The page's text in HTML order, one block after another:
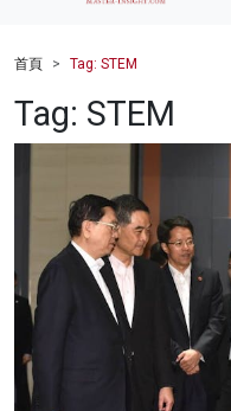
財經
健康
商業
科技
首頁 Tag: STEM
Tag: STEM